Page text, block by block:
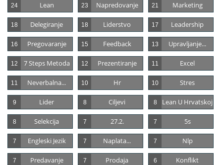
Lean
24 Napredovanje
23 Marketing
21
Delegiranje
18 Liderstvo
18 Leadership
17
Pregovaranje
16 Feedback
15 Upravljanje...
13
7 Steps Metoda
12 Prezentiranje
12 Excel
11
Neverbalna...
11 Hr
10 Stres
10
Lider
9 Ciljevi
8 Lean U Hrvatskoj
8
Selekcija
8 27.2.
7 5s
7
Engleski Jezik
7 Naplata...
7 Nlp
7
Predavanje
7 Prodaja
7 Konflikt
6